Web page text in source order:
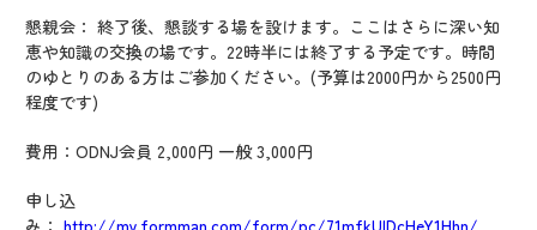
懇親会： 終了後、懇談する場を設けます。ここはさらに深い知
恵や知識の交換の場です。22時半には終了する予定です。時間
のゆとりのある方はご参加ください。(予算は2000円から2500円
程度です)
費用：ODNJ会員 2,000円 一般 3,000円
申し込
み：http://my.formman.com/form/pc/71mfkUlDcHeY1Hhn/